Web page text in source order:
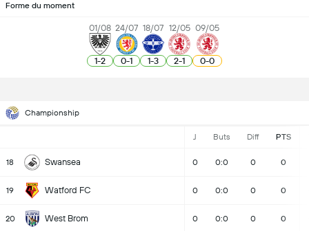
Forme du moment
01/08
1-2
24/07
0-1
18/07
1-3
12/05
2-1
09/05
0-0
Championship
J Buts Diff PTS
18 Swansea 0 0:0 0 0
19 Watford FC 0 0:0 0 0
20 West Brom 0 0:0 0 0